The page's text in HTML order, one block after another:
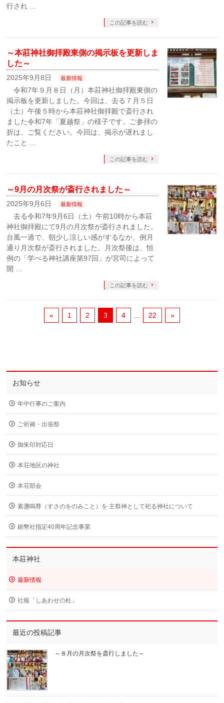
行され …
この記事を読む
～本莊神社御拝殿東側の掲示板を更新しま
した～
2025年9月8日 最新情報
令和7年９月８日（月）本莊神社御拝殿東側の
掲示板を更新しました。今回は、去る７月５日
（土）午後５時から本莊神社御拝殿で斎行され
ました令和7年「夏越祭」の様子です。ご参拝の
折は、ご覧ください。今回は、掲示が遅れまし
たこと …
この記事を読む
～9月の月次祭が斎行されました～
2025年9月6日 最新情報
去る令和7年9月6日（土）午前10時から本莊
神社御拝殿にて9月の月次祭が斎行されました。
台風一過で、朝少し涼しい感がするなか、例月
通り月次祭が斎行されました。月次祭後は、恒
例の「学べる神社講座第97回」が宮司によって
開 …
この記事を読む
« 1 2 3 4 22 »
お知らせ
年中行事のご案内
ご祈祷・出張祭
御朱印対応日
本荘地区の神社
本荘部会
素盞嗚尊（すさのをのみこと）を 主祭神として祀る神社について
銀幣社指定40周年記念事業
本莊神社
最新情報
社報「しあわせの杜」
最近の投稿記事
～８月の月次祭を斎行しました～